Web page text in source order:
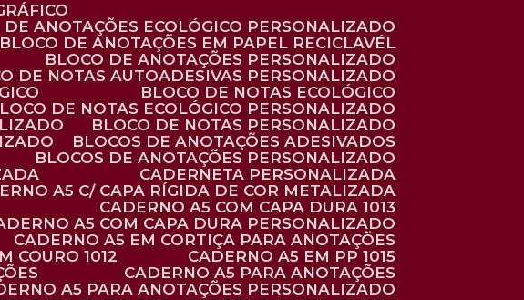
DE ANOTAÇÕES ECOLÓGICO PERSONALIZADO
BLOCO DE ANOTAÇÕES EM PAPEL RECICLAVÉL
BLOCO DE ANOTAÇÕES PERSONALIZADO
DE NOTAS AUTOADESIVAS PERSONALIZADO
BLOCO DE NOTAS ECOLÓGICO
BLOCO DE NOTAS ECOLÓGICO PERSONALIZADO
BLOCO DE NOTAS PERSONALIZADO
BLOCOS DE ANOTAÇÕES ADESIVADOS
BLOCOS DE ANOTAÇÕES PERSONALIZADO
CADERNETA PERSONALIZADA
A5 C/ CAPA RÍGIDA DE COR METALIZADA
CADERNO A5 COM CAPA DURA 1013
A5 COM CAPA DURA PERSONALIZADO
CADERNO A5 EM CORTIÇA PARA ANOTAÇÕES
COURO 1012
CADERNO A5 EM PP 1015
CADERNO A5 PARA ANOTAÇÕES
A5 PARA ANOTAÇÕES PERSONALIZADO